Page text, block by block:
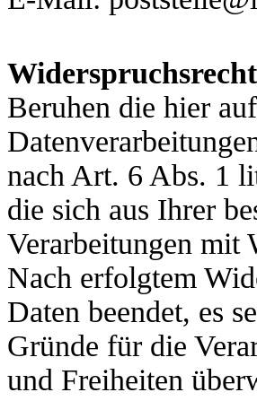
Widerspruchsrecht
Beruhen die hier
nach Art. 6 Abs. 1
die sich aus Ihrer
Verarbeitungen mit
Nach erfolgtem
Daten beendet, es
Gründe für die
und Freiheiten